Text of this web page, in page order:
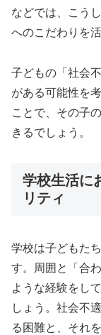
などでは、こう
へのこだわりを
子どもの「社会
がある可能性を
ことで、その子
きるでしょう。
学校生活に
リティ
学校は子どもた
す。周囲と「合
ような経験をし
しょう。社会不
る困難と、それ